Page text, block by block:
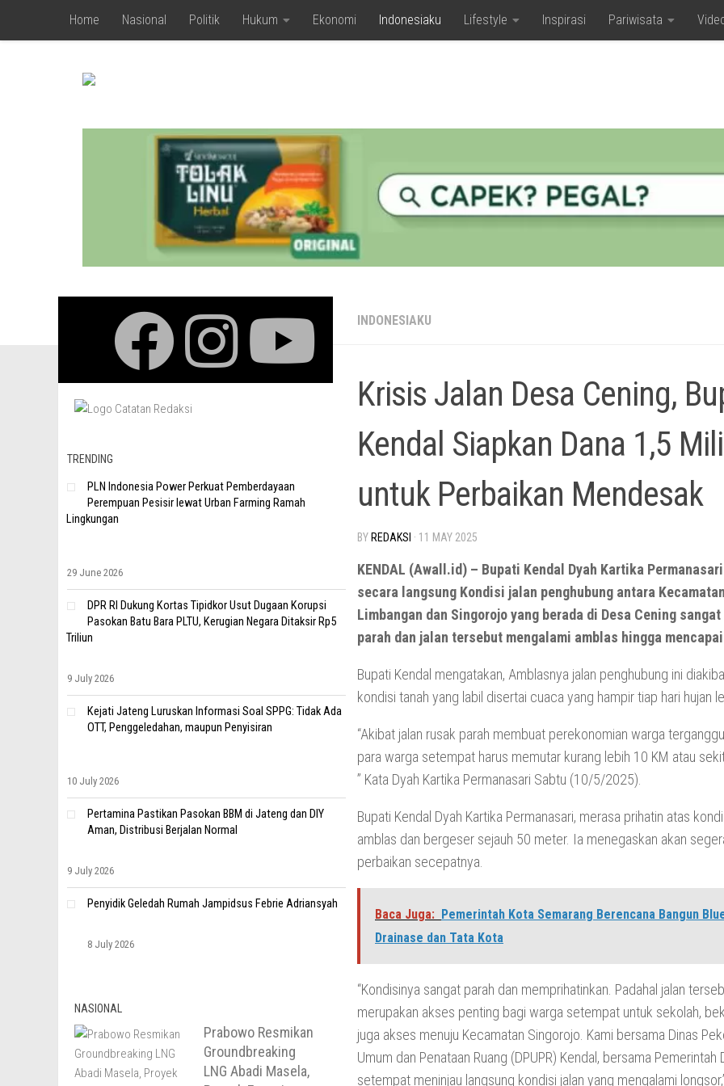
Skip to content
Home Nasional Politik Hukum Ekonomi Indonesiaku Lifestyle Inspirasi Pariwisata
INDONESIAKU
Krisis Jalan Desa Cening,
Kendal Siapkan Dana 1,5
untuk Perbaikan Mendesak
BY REDAKSI · 11 MAY 2025
KENDAL (Awall.id) – Bupati Kendal Dyah Kartika
secara langsung Kondisi jalan penghubung antara
Limbangan dan Singorojo yang berada di Desa Cening
parah dan jalan tersebut mengalami amblas hingga
Bupati Kendal mengatakan, Amblasnya jalan penghubung ini
kondisi tanah yang labil disertai cuaca yang hampir tiap hari hujan
“Akibat jalan rusak parah membuat perekonomian warga
para warga setempat harus memutar kurang lebih 10 KM atau
” Kata Dyah Kartika Permanasari Sabtu (10/5/2025).
Bupati Kendal Dyah Kartika Permanasari, merasa prihatin atas
amblas dan bergeser sejauh 50 meter. Ia menegaskan akan
perbaikan secepatnya.
Baca Juga: Pemerintah Kota Semarang Berencana Bangun
Drainase dan Tata Kota
“Kondisinya sangat parah dan memprihatinkan. Padahal jalan
merupakan akses penting bagi warga setempat untuk sekolah,
juga akses menuju Kecamatan Singorojo. Kami bersama Dinas
Umum dan Penataan Ruang (DPUPR) Kendal, bersama Pemerintah
setempat meninjau langsung kondisi jalan yang mengalami
TRENDING
PLN Indonesia Power Perkuat Pemberdayaan
Perempuan Pesisir lewat Urban Farming Ramah
Lingkungan
29 June 2026
DPR RI Dukung Kortas Tipidkor Usut Dugaan Korupsi
Pasokan Batu Bara PLTU, Kerugian Negara Ditaksir Rp5
Triliun
9 July 2026
Kejati Jateng Luruskan Informasi Soal SPPG: Tidak Ada
OTT, Penggeledahan, maupun Penyisiran
10 July 2026
Pertamina Pastikan Pasokan BBM di Jateng dan DIY
Aman, Distribusi Berjalan Normal
9 July 2026
Penyidik Geledah Rumah Jampidsus Febrie Adriansyah
8 July 2026
NASIONAL
Prabowo Resmikan
Groundbreaking
LNG Abadi Masela,